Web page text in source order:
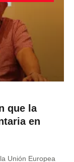
que la
en
Unión Europea